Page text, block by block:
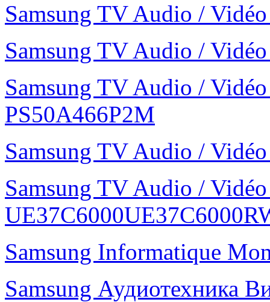
Samsung TV Audio /
Samsung TV Audio /
Samsung TV Audio /
PS50A466P2M
Samsung TV Audio /
Samsung TV Audio /
Samsung Informatique
Samsung Аудиотехника